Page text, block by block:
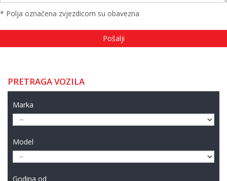
* Polja označena zvjezdicom su obavezna
PRETRAGA VOZILA
Marka
Model
Godina od